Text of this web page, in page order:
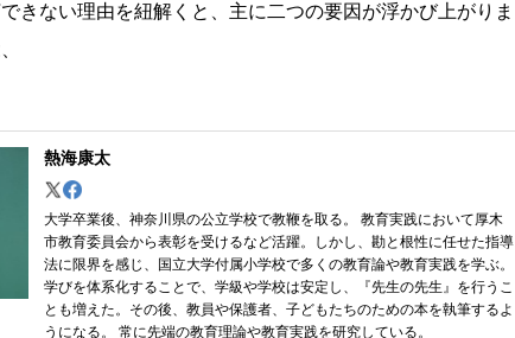
きない理由を紐解くと、主に二つの要因が浮かび上がりま
熱海康太
大学卒業後、神奈川県の公立学校で教鞭を取る。 教育実践において厚木
市教育委員会から表彰を受けるなど活躍。しかし、勘と根性に任せた指導
法に限界を感じ、国立大学付属小学校で多くの教育論や教育実践を学ぶ。
学びを体系化することで、学級や学校は安定し、『先生の先生』を行うこ
とも増えた。その後、教員や保護者、子どもたちのための本を執筆するよ
うになる。 常に先端の教育理論や教育実践を研究している。